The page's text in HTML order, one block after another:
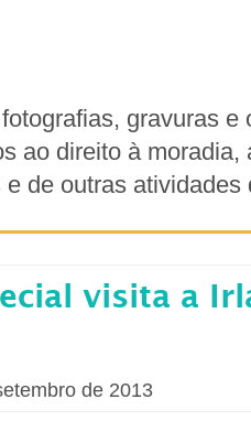
gravuras e
ao direito à moradia,
de outras atividades
visita a
de 2013